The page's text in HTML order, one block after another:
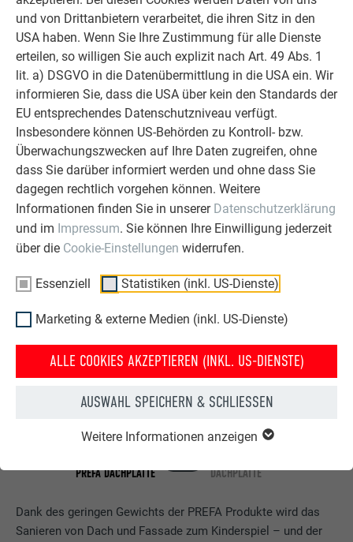
und von Drittanbietern verarbeitet, die ihren Sitz in den
USA haben. Wenn Sie Ihre Zustimmung für alle Dienste
erteilen, so willigen Sie auch explizit nach Art. 49 Abs. 1
lit. a) DSGVO in die Datenübermittlung in die USA ein. Wir
informieren Sie, dass die USA über kein den Standards der
EU entsprechendes Datenschutzniveau verfügt.
Insbesondere können US-Behörden zu Kontroll- bzw.
Überwachungszwecken auf Ihre Daten zugreifen, ohne
dass Sie darüber informiert werden und ohne dass Sie
dagegen rechtlich vorgehen können. Weitere
Informationen finden Sie in unserer Datenschutzerklärung
und im Impressum. Sie können Ihre Einwilligung jederzeit
über die Cookie-Einstellungen widerrufen.
Essenziell Statistiken (inkl. US-Dienste)
Marketing & externe Medien (inkl. US-Dienste)
ALLE COOKIES AKZEPTIEREN (INKL. US-DIENSTE)
AUSWAHL SPEICHERN & SCHLIESSEN
Weitere Informationen anzeigen
WEITERLESEN
Dank des geringen Gewichts der PREFA Produkte wird das
Sanieren von Dach und Fassade zum Kinderspiel – und der
PREFA SANIERUNGSGALERIE
OBJEKTE VOR UND NACH DER SANIERUNG
HAUS NACH DER
PREFA DACHPLATTE
HAUS VOR DER
DACHPLATTE